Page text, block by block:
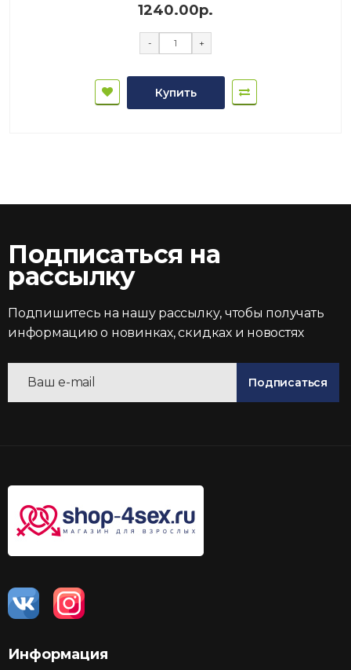
1240.00р.
- +
Купить
Подписаться на
рассылку
Подпишитесь на нашу рассылку, чтобы получать
информацию о новинках, скидках и новостях
Подписаться
Информация